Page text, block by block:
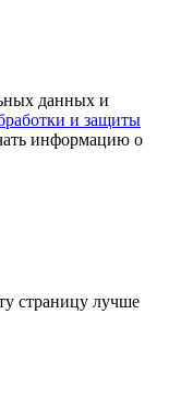
данных и
и защиты
информацию о
страницу лучше